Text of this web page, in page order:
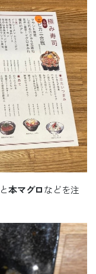
と本マグロなどを注